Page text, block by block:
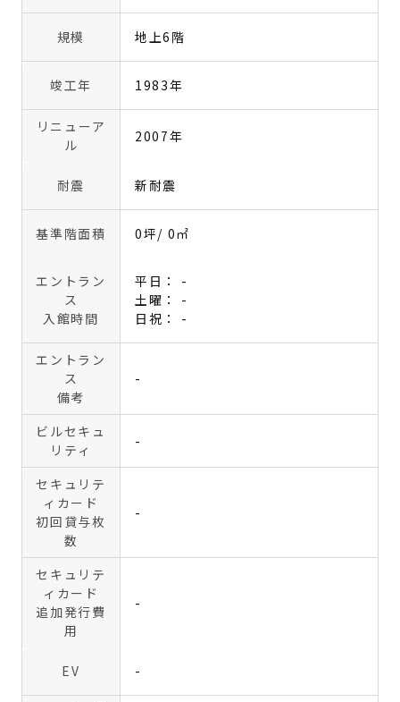
規模 地上6階
竣工年 1983年
リニューア
ル
2007年
耐震 新耐震
基準階面積 0坪/ 0㎡
エントラン
ス
入館時間
平日： -
土曜： -
日祝： -
エントラン
ス
備考
-
ビルセキュ
リティ
-
セキュリテ
ィカード
初回貸与枚
数
-
セキュリテ
ィカード
追加発行費
用
-
EV -